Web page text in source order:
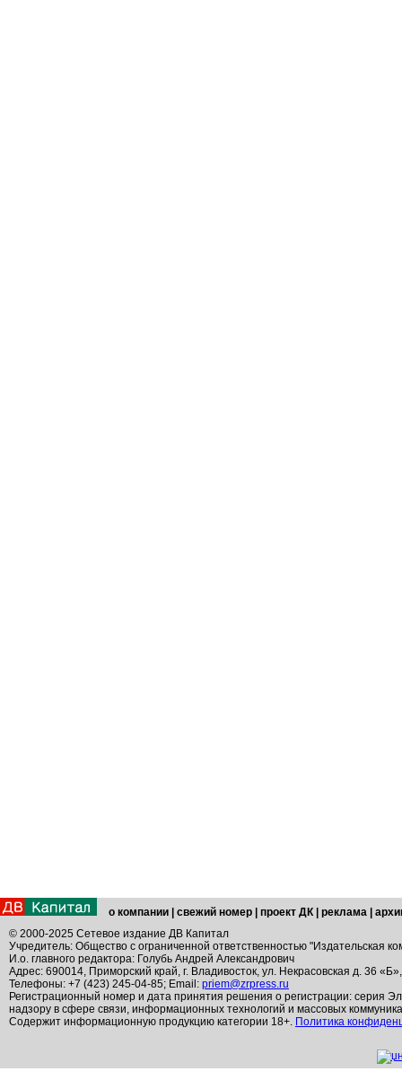
о компании свежий номер проект ДК реклама
© 2000-2025 Сетевое издание ДВ Капитал
Учредитель: Общество с ограниченной ответственностью "Издательская
И.о. главного редактора: Голубь Андрей Александрович
Адрес: 690014, Приморский край, г. Владивосток, ул. Некрасовская д. 36
Телефоны: +7 (423) 245-04-85; Email: priem@zrpress.ru
Регистрационный номер и дата принятия решения о регистрации: серия
надзору в сфере связи, информационных технологий и массовых
Содержит информационную продукцию категории 18+. Политика